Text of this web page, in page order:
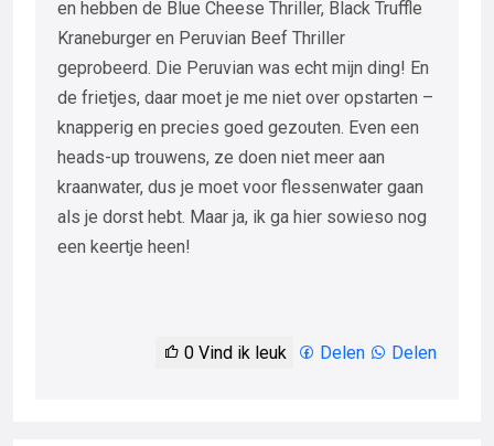
en hebben de Blue Cheese Thriller, Black Truffle
Kraneburger en Peruvian Beef Thriller
geprobeerd. Die Peruvian was echt mijn ding! En
de frietjes, daar moet je me niet over opstarten –
knapperig en precies goed gezouten. Even een
heads-up trouwens, ze doen niet meer aan
kraanwater, dus je moet voor flessenwater gaan
als je dorst hebt. Maar ja, ik ga hier sowieso nog
een keertje heen!
0 Vind ik leuk Delen Delen